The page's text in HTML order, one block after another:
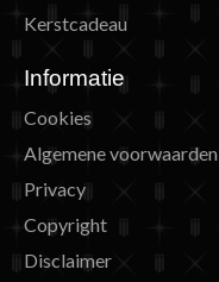
Kerstcadeau
Informatie
Cookies
Algemene voorwaarden
Privacy
Copyright
Disclaimer